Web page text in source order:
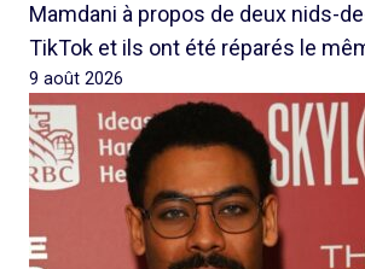
Mamdani à propos de deux nids-
TikTok et ils ont été réparés le
9 août 2026